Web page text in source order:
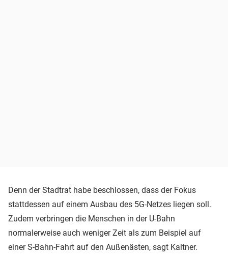
Denn der Stadtrat habe beschlossen, dass der Fokus
stattdessen auf einem Ausbau des 5G-Netzes liegen soll.
Zudem verbringen die Menschen in der U-Bahn
normalerweise auch weniger Zeit als zum Beispiel auf
einer S-Bahn-Fahrt auf den Außenästen, sagt Kaltner.